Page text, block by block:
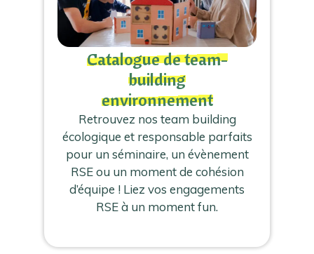
Catalogue de team-
building
environnement
Retrouvez nos team building
écologique et responsable parfaits
pour un séminaire, un évènement
RSE ou un moment de cohésion
d’équipe ! Liez vos engagements
RSE à un moment fun.